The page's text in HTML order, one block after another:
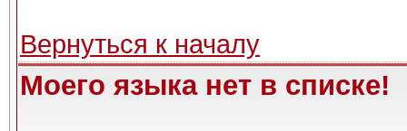
Вернуться к началу
Моего языка нет в списке!